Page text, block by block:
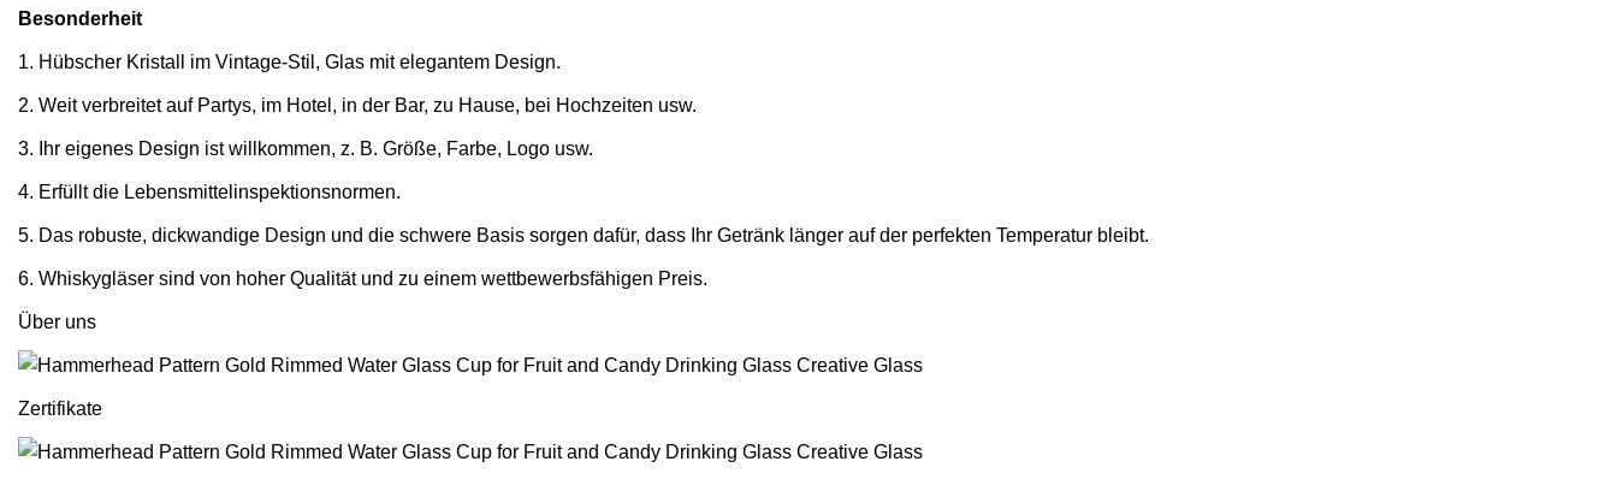
Besonderheit
1. Hübscher Kristall im Vintage-Stil, Glas mit elegantem Design.
2. Weit verbreitet auf Partys, im Hotel, in der Bar, zu Hause, bei Hochzeiten usw.
3. Ihr eigenes Design ist willkommen, z. B. Größe, Farbe, Logo usw.
4. Erfüllt die Lebensmittelinspektionsnormen.
5. Das robuste, dickwandige Design und die schwere Basis sorgen dafür, dass Ihr Getränk länger auf der perfekten Temperatur bleibt.
6. Whiskygläser sind von hoher Qualität und zu einem wettbewerbsfähigen Preis.
Über uns
Zertifikate